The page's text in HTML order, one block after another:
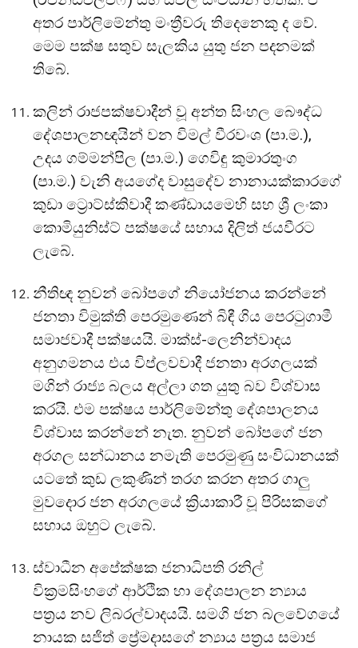
අතර පාර්ලිමේන්තු මංත්‍රීවරු තිදෙනෙකු ද වේ.
මෙම පක්ෂ සතුව සැලකිය යුතු ජන පදනමක්
තිබේ.
කලින් රාජපක්ෂවාදීන් වූ අන්ත සිංහල බෞද්ධ
දේශපාලනඥයින් වන විමල් වීරවංශ (පා.ම.),
උදය ගම්මන්පිල (පා.ම.) ගෙවිඳු කුමාරතුංග
(පා.ම.) වැනි අයගේද වාසුදේව නානායක්කාරගේ
කුඩා ට්‍රොට්ස්කිවාදී කණ්ඩායමෙහි සහ ශ්‍රී ලංකා
කොමියුනිස්ට් පක්ෂයේ සහාය දිලිත් ජයවීරට
ලැබේ.
නීතිඥ නුවන් බෝපගේ නියෝජනය කරන්නේ
ජනතා විමුක්ති පෙරමුණෙන් බිඳී ගිය පෙරටුගාමී
සමාජවාදී පක්ෂයයි. මාක්ස්-ලෙනින්වාදය
අනුගමනය එය විප්ලවවාදී ජනතා අරගලයක්
මගින් රාජ්‍ය බලය අල්ලා ගත යුතු බව විශ්වාස
කරයි. එම පක්ෂය පාර්ලිමේන්තු දේශපාලනය
විශ්වාස කරන්නේ නැත. නුවන් බෝපගේ ජන
අරගල සන්ධානය නමැති පෙරමුණු සංවිධානයක්
යටතේ කුඩ ලකුණින් තරග කරන අතර ගාලු
මුවදොර ජන අරගලයේ ක්‍රියාකාරී වූ පිරිසකගේ
සහාය ඔහුට ලැබේ.
ස්වාධීන අපේක්ෂක ජනාධිපති රනිල්
වික්‍රමසිංහගේ ආර්ථික හා දේශපාලන න්‍යාය
පත්‍රය නව ලිබරල්වාදයයි. සමගි ජන බලවේගයේ
නායක සජිත් ප්‍රේමදාසගේ න්‍යාය පත්‍රය සමාජ